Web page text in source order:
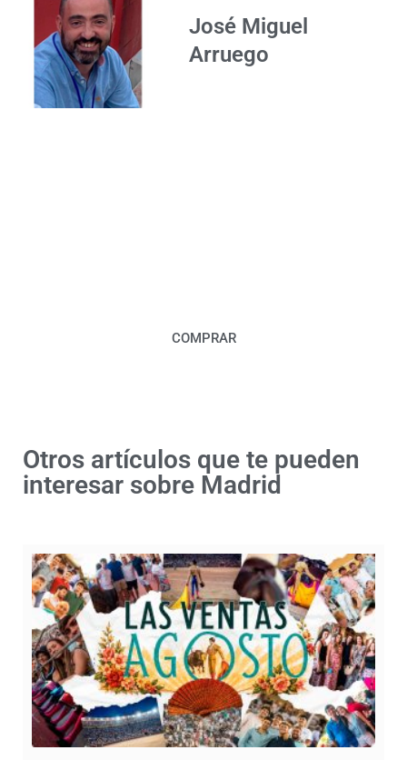
José Miguel
Arruego
COMPRAR
Otros artículos que te pueden
interesar sobre Madrid